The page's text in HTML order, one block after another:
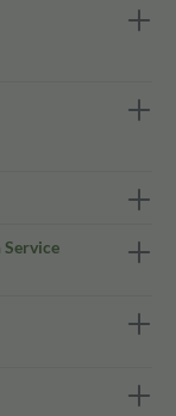
Service